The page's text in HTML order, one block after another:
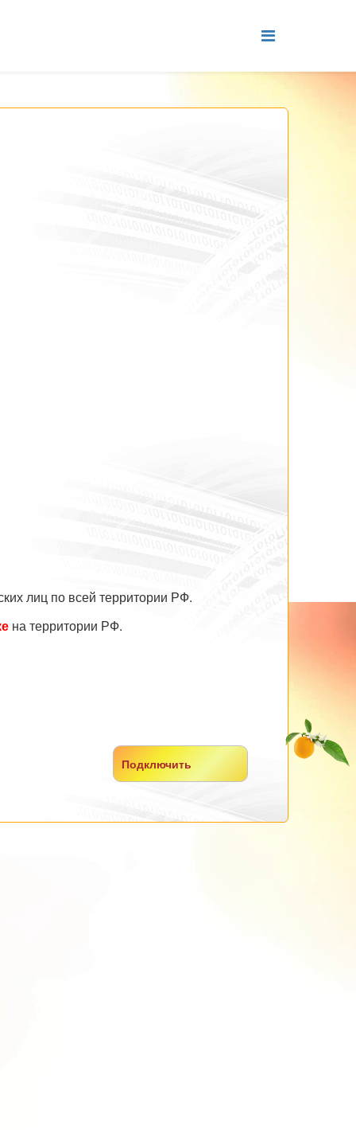
лиц по всей территории РФ.
на территории РФ.
Подключить